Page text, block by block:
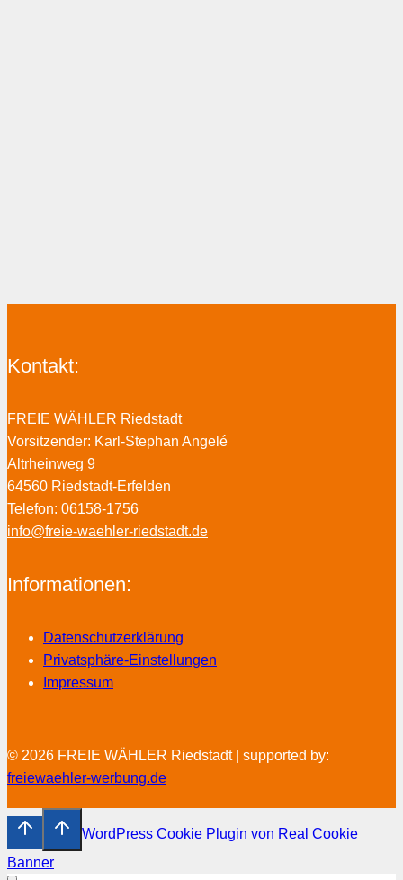
Kontakt:
FREIE WÄHLER Riedstadt
Vorsitzender: Karl-Stephan Angelé
Altrheinweg 9
64560 Riedstadt-Erfelden
Telefon: 06158-1756
info@freie-waehler-riedstadt.de
Informationen:
Datenschutzerklärung
Privatsphäre-Einstellungen
Impressum
© 2026 FREIE WÄHLER Riedstadt | supported by:
freiewaehler-werbung.de
WordPress Cookie Plugin von Real Cookie
Banner